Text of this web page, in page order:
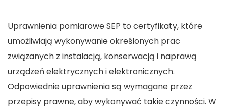
Uprawnienia pomiarowe SEP to certyfikaty, które
umożliwiają wykonywanie określonych prac
związanych z instalacją, konserwacją i naprawą
urządzeń elektrycznych i elektronicznych.
Odpowiednie uprawnienia są wymagane przez
przepisy prawne, aby wykonywać takie czynności. W